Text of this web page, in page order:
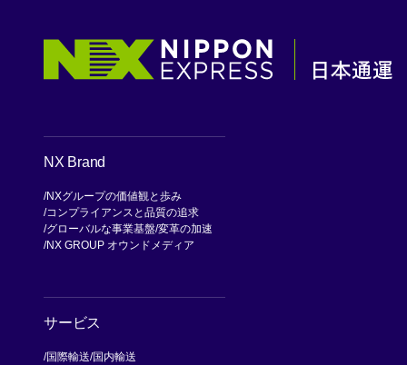
NX Brand
NXグループの価値観と歩み
コンプライアンスと品質の追求
グローバルな事業基盤 変革の加速
NX GROUP オウンドメディア
サービス
国際輸送 国内輸送